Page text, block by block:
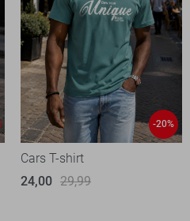
-20%
Cars T-shirt
24,00 29,99